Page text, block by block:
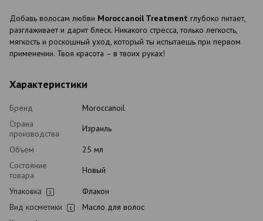
Добавь волосам любви Moroccanoil Treatment глубоко питает,
разглаживает и дарит блеск. Никакого стресса, только легкость,
мягкость и роскошный уход, который ты испытаешь при первом
применении. Твоя красота – в твоих руках!
Характеристики
Бренд
Moroccanoil
Страна
производства
Израиль
Объем
25 мл
Состояние
товара
Новый
Упаковка
Флакон
Вид косметики
Масло для волос